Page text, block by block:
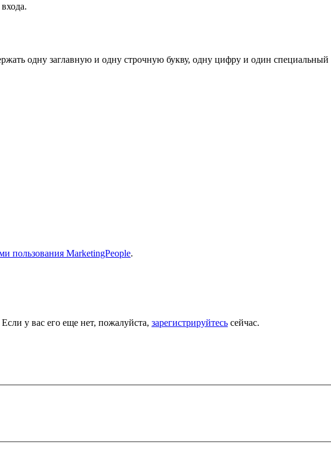
одну заглавную и одну строчную букву, одну цифру и один
пользования MarketingPeople.
у вас его еще нет, пожалуйста, зарегистрируйтесь сейчас.